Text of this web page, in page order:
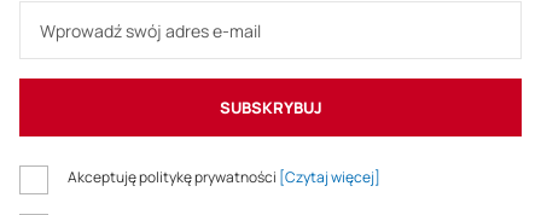
SUBSKRYBUJ
Akceptuję politykę prywatności [Czytaj więcej]